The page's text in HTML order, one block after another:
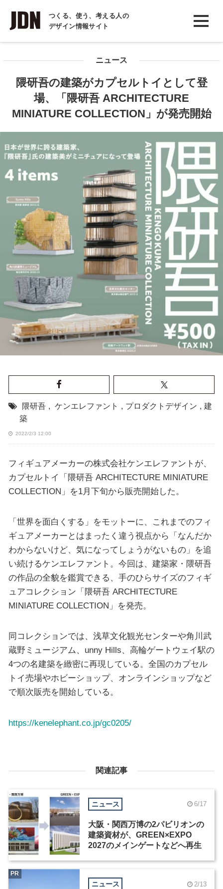
つくる、使う、考える人の
デザイン情報サイト
INTERVIEW
インタビュー
COLUMN
コラム
ニュース
隈研吾の建築がカプセルトイとして登
場、「隈研吾 ARCHITECTURE
MINIATURE COLLECTION」が発売開始
隈研吾 , ケンエレファント , プロダクトデザイン , 建
築
2022/2/3 12:00
フィギュアメーカーの株式会社ケンエレファントが、
カプセルトイ「隈研吾 ARCHITECTURE MINIATURE
COLLECTION」を1月下旬から販売開始した。
「世界を面白くする」をモットーに、これまでのフィ
ギュアメーカーとはまったく違う視点から「なんだか
わからないけど、気になってしょうがないもの」を追
い続けるケンエレファント。今回は、建築家・隈研吾
の作品の全貌を鑑賞できる、手のひらサイズのフィギ
ュアコレクション「隈研吾 ARCHITECTURE
MINIATURE COLLECTION」を発売。
同コレクションでは、浅草文化観光センターや角川武
蔵野ミュージアム、unny Hills、高輪ゲートウェイ駅の
4つの名建築を緻密に再現している。全国のカプセル
トイ売場やホビーショップ、オンラインショップなど
で順次販売を開始している。
https://kenelephant.co.jp/gc0205/
関連記事
ニュース 6/17
大阪・関西万博の2パビリオンの
建築資材が、GREEN×EXPO
2027のメインゲートなどへ再生
ニュース 2/13
PR